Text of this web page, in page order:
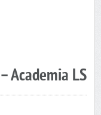
Academia LS